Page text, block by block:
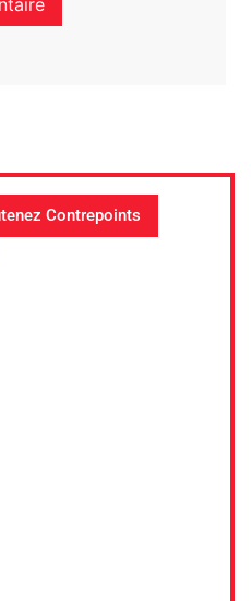
Contrepoints